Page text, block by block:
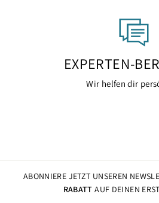
EXPERTEN-
Wir helfen dir
ABONNIERE JETZT UNSEREN
RABATT AUF DEINEN